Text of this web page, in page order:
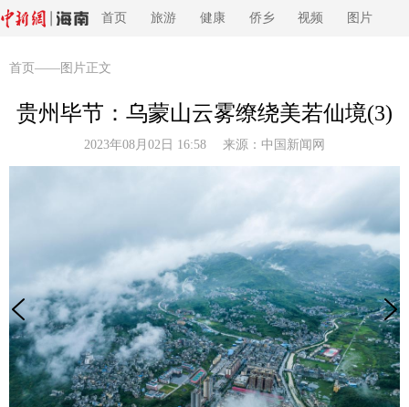
首页 旅游 健康 侨乡 视频 图片
首页 ——图片正文
贵州毕节：乌蒙山云雾缭绕美若仙境(3)
2023年08月02日 16:58 来源： 中国新闻网